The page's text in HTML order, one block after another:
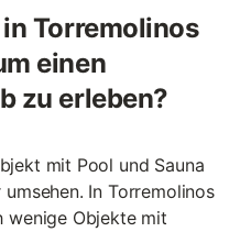
Torremolinos
einen
zu erleben?
mit Pool und Sauna
In Torremolinos
wenige Objekte mit